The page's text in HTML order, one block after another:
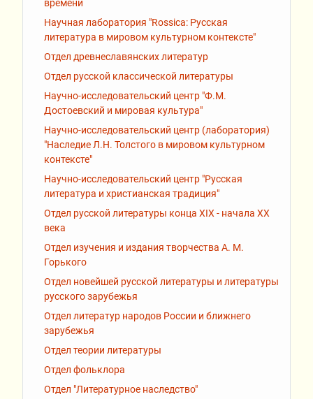
времени
Научная лаборатория "Rossiсa: Русская
литература в мировом культурном контексте"
Отдел древнеславянских литератур
Отдел русской классической литературы
Научно-исследовательский центр "Ф.М.
Достоевский и мировая культура"
Научно-исследовательский центр (лаборатория)
"Наследие Л.Н. Толстого в мировом культурном
контексте"
Научно-исследовательский центр "Русская
литература и христианская традиция"
Отдел русской литературы конца XIX - начала XX
века
Отдел изучения и издания творчества А. М.
Горького
Отдел новейшей русской литературы и литературы
русского зарубежья
Отдел литератур народов России и ближнего
зарубежья
Отдел теории литературы
Отдел фольклора
Отдел "Литературное наследство"